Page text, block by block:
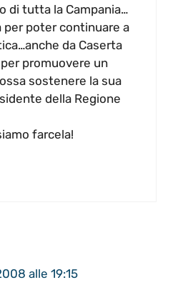
di tutta la Campania…
per poter continuare a
da Caserta
promuovere un
sostenere la sua
della Regione
farcela!
alle 19:15